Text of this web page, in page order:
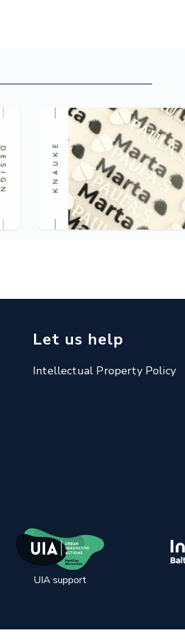
Let us help
Intellectual Property Policy
UIA support